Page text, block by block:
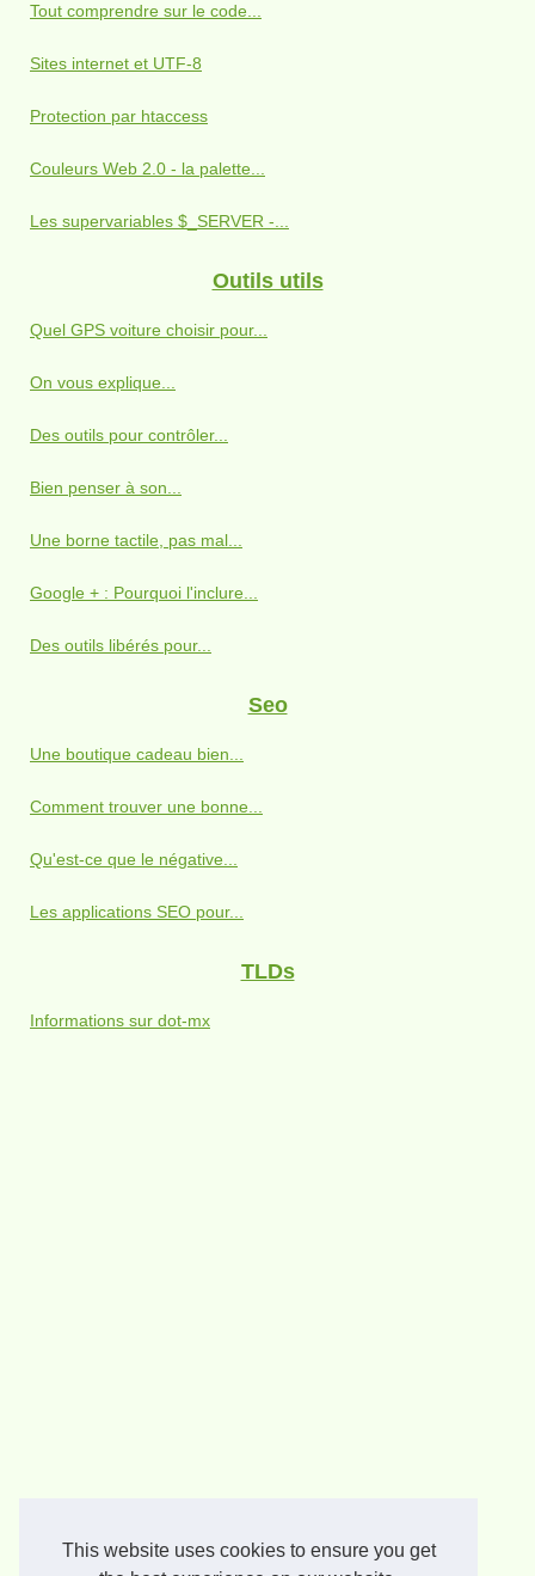
This website uses cookies to ensure you get
Tout comprendre sur le code...
Sites internet et UTF-8
Protection par htaccess
Couleurs Web 2.0 - la palette...
Les supervariables $_SERVER -...
Outils utils
Quel GPS voiture choisir pour...
On vous explique...
Des outils pour contrôler...
Bien penser à son...
Une borne tactile, pas mal...
Google + : Pourquoi l'inclure...
Des outils libérés pour...
Seo
Une boutique cadeau bien...
Comment trouver une bonne...
Qu'est-ce que le négative...
Les applications SEO pour...
TLDs
Informations sur dot-mx